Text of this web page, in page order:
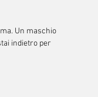
Un maschio
indietro per